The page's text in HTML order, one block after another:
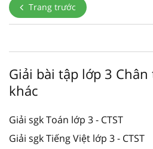
Trang trước
Giải bài tập lớp 3
khác
Giải sgk Toán lớp 3 - CTST
Giải sgk Tiếng Việt lớp 3 - CTST